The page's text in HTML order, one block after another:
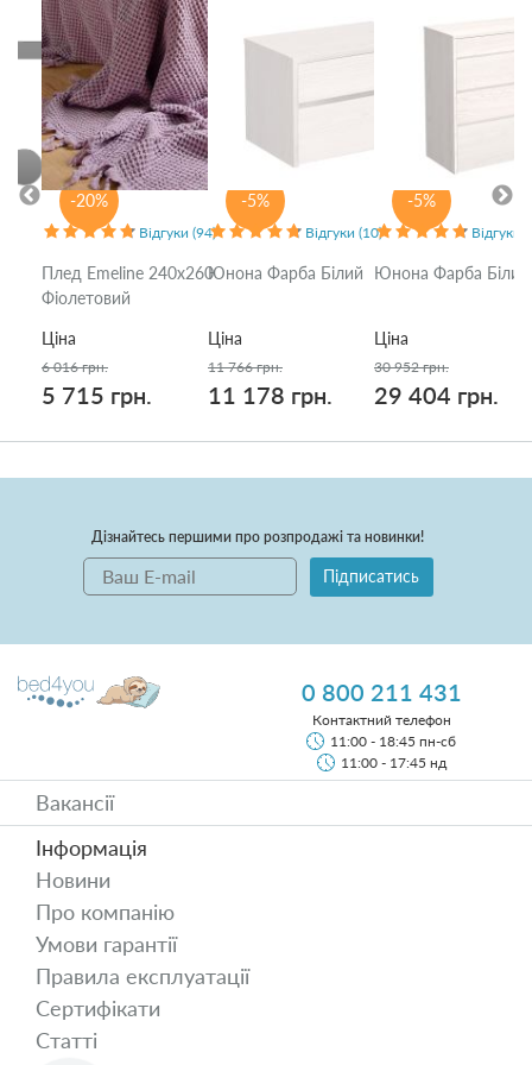
-20% -5%
Відгуки (94)
Плед Emeline 240x260
Фіолетовий
Ціна
6 016 грн.
5 715 грн.
-5%
Відгуки (10)
Юнона Фарба Білий
Ціна
11 766 грн.
11 178 грн.
Відгуки
Юнона Фарба Білий
Ціна
30 952 грн.
29 404 грн.
Дізнайтесь першими про розпродажі та новинки!
Підписатись
0 800 211 431
Контактний телефон
11:00 - 18:45 пн-сб
11:00 - 17:45 нд
Вакансії
Інформація
Новини
Про компанію
Умови гарантії
Правила експлуатації
Сертифікати
Статті